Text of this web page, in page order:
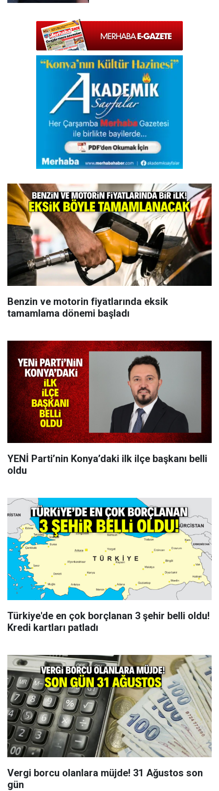
Benzin ve motorin fiyatlarında eksik
tamamlama dönemi başladı
YENİ Parti’nin Konya’daki ilk ilçe başkanı belli
oldu
Türkiye'de en çok borçlanan 3 şehir belli oldu!
Kredi kartları patladı
Vergi borcu olanlara müjde! 31 Ağustos son
gün